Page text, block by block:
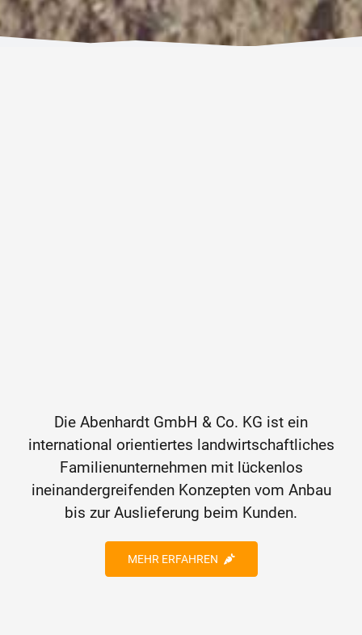
Die Abenhardt GmbH & Co. KG ist ein
international orientiertes landwirtschaftliches
Familienunternehmen mit lückenlos
ineinandergreifenden Konzepten vom Anbau
bis zur Auslieferung beim Kunden.
MEHR ERFAHREN